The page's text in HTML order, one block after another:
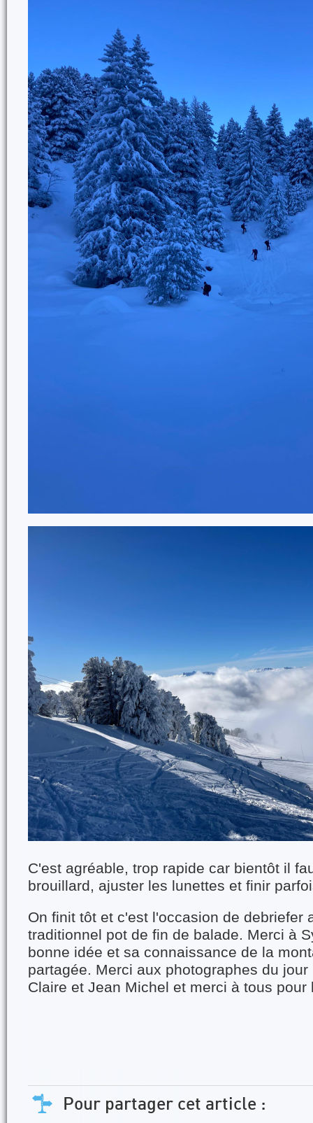
C'est agréable, trop rapide car bientôt il
brouillard, ajuster les lunettes et finir
On finit tôt et c'est l'occasion de debriefer
traditionnel pot de fin de balade. Merci à
bonne idée et sa connaissance de la
partagée. Merci aux photographes du
Claire et Jean Michel et merci à tous
Pour partager cet article :